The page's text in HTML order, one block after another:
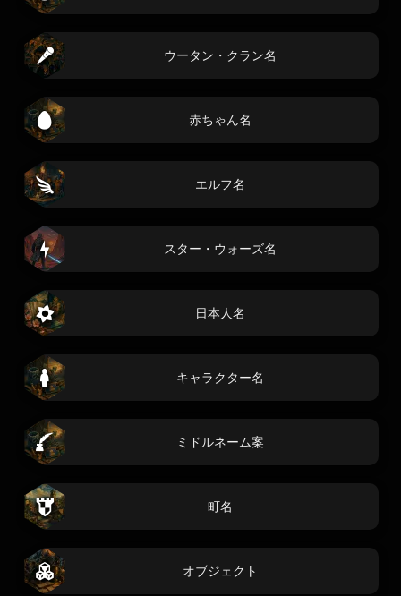
ウータン・クラン名
赤ちゃん名
エルフ名
スター・ウォーズ名
日本人名
キャラクター名
ミドルネーム案
町名
オブジェクト